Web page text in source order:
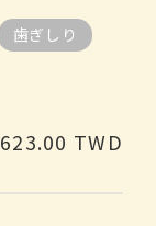
歯ぎしり
TWD